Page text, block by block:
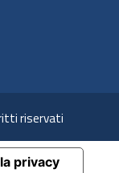
riservati
privacy